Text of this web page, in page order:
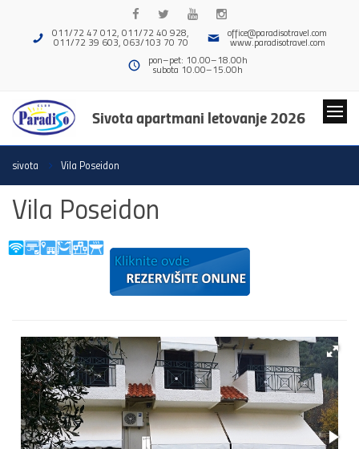
011/72 47 012, 011/72 40 928,
011/72 39 603, 063/103 70 70
office@paradisotravel.com
www.paradisotravel.com
pon–pet: 10.00–18.00h
subota 10.00–15.00h
Sivota apartmani letovanje 2026
sivota Vila Poseidon
Vila Poseidon